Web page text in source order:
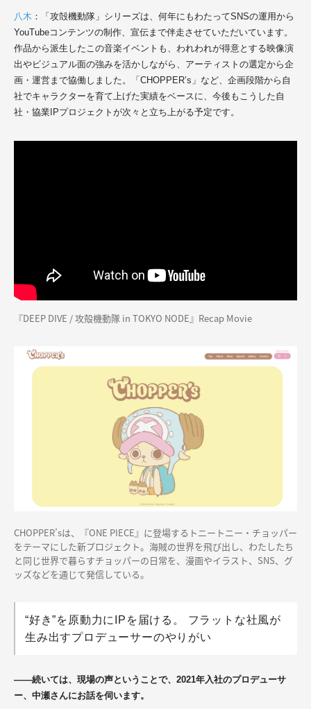
八木 ：「攻殻機動隊」シリーズは、何年にもわたってSNSの運用から
YouTubeコンテンツの制作、宣伝まで伴走させていただいています。
作品から派生したこの音楽イベントも、われわれが得意とする映像演
出やビジュアル面の強みを活かしながら、アーティストの選定から企
画・運営まで協働しました。「CHOPPER’s」など、企画段階から自
社でキャラクターを育て上げた実績をベースに、今後もこうした自
社・協業IPプロジェクトが次々と立ち上がる予定です。
『DEEP DIVE / 攻殻機動隊 in TOKYO NODE』Recap Movie
CHOPPER’sは、『ONE PIECE』に登場するトニートニー・チョッパー
をテーマにした新プロジェクト。海賊の世界を飛び出し、わたしたち
と同じ世界で暮らすチョッパーの日常を、漫画やイラスト、SNS、グ
ッズなどを通じて発信している。
“好き”を原動力にIPを届ける。 フラットな社風が
生み出すプロデューサーのやりがい
――続いては、現場の声ということで、2021年入社のプロデューサ
ー、中瀬さんにお話を伺います。